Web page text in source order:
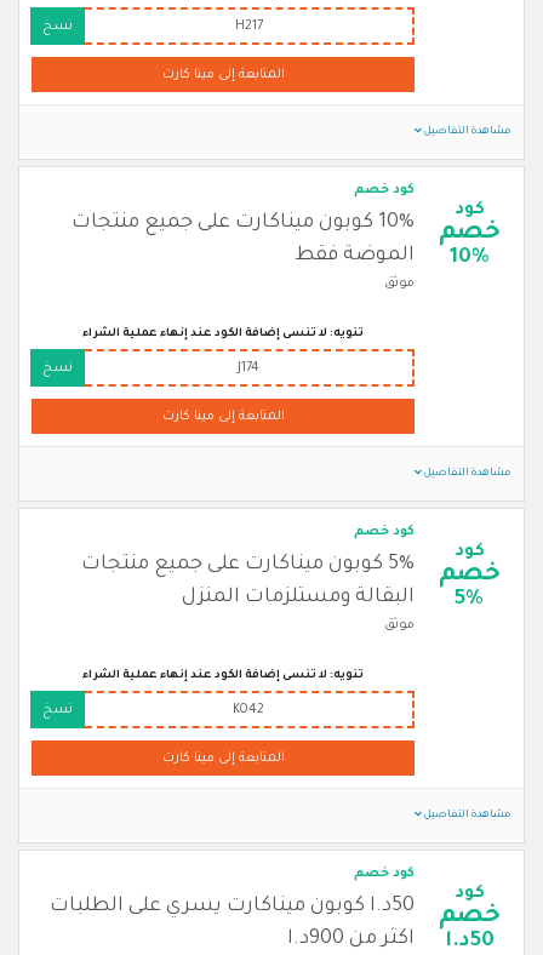
H217 نسخ
المتابعة إلى مينا كارت
مشاهدة التفاصيل
كود
خصم
10%
كود خصم
10% كوبون ميناكارت على جميع منتجات
الموضة فقط
موثق
تنويه: لا تنسى إضافة الكود عند إنهاء عملية الشراء
J174 نسخ
المتابعة إلى مينا كارت
مشاهدة التفاصيل
كود
خصم
5%
كود خصم
5% كوبون ميناكارت على جميع منتجات
البقالة ومستلزمات المنزل
موثق
تنويه: لا تنسى إضافة الكود عند إنهاء عملية الشراء
K042 نسخ
المتابعة إلى مينا كارت
مشاهدة التفاصيل
كود
خصم
50د.ا
كود خصم
50د.ا كوبون ميناكارت يسري على الطلبات
اكثر من 900د.ا